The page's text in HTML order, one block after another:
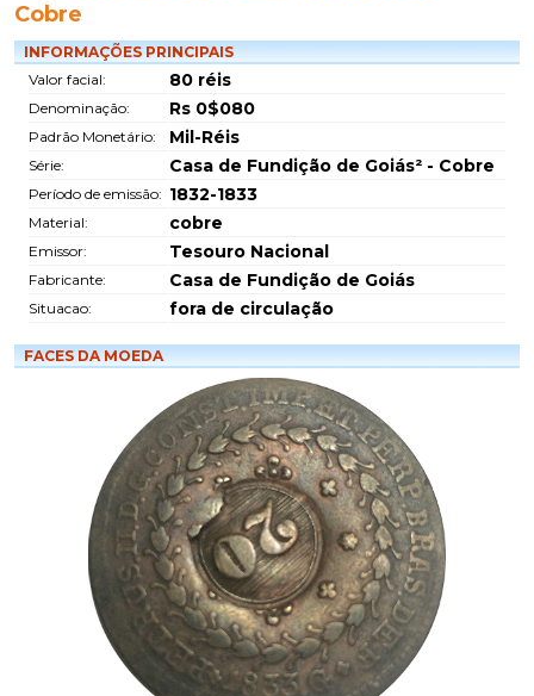
Cobre
INFORMAÇÕES PRINCIPAIS
Valor facial:
80 réis
Denominação: Rs 0$080
Padrão Monetário: Mil-Réis
Série: Casa de Fundição de Goiás² - Cobre
Período de emissão: 1832-1833
Material: cobre
Emissor: Tesouro Nacional
Fabricante: Casa de Fundição de Goiás
Situacao: fora de circulação
FACES DA MOEDA